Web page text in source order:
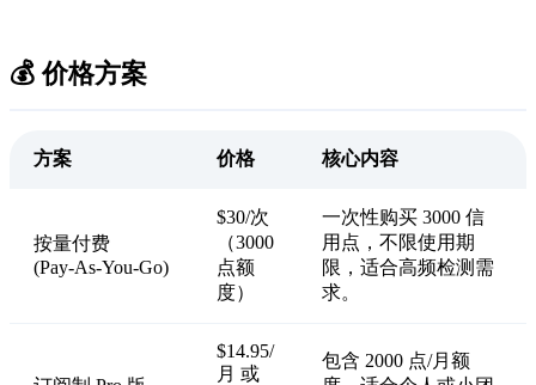
💰 价格方案
方案 价格 核心内容
按量付费
(Pay‑As‑You‑Go)
$30/次
（3000
点额
度）
一次性购买 3000 信
用点，不限使用期
限，适合高频检测需
求。
$14.95/
月 或
包含 2000 点/月额